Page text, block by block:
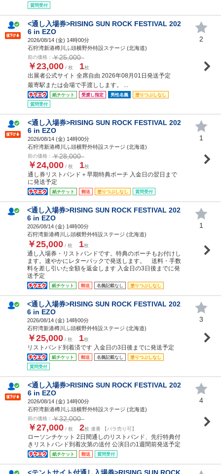
質問受付
<通し入場券>RISING SUN ROCK FESTIVAL 202
6 in EZO
2026/08/14 (金) 14時00分
石狩湾新港樽川ふ頭横野外特設ステージ (北海道)
前の価格： ￥25,000
￥23,000 / 枚 1枚
出展者公式サイト 全席自由 2026年08月01日発送予定
最寄駅または会場で手渡しします。 ...
紙チケット 受渡し指定 男性名義
塗りつぶしなし
質問受付
2
<通し入場券>RISING SUN ROCK FESTIVAL 202
6 in EZO
2026/08/14 (金) 14時00分
石狩湾新港樽川ふ頭横野外特設ステージ (北海道)
前の価格： ￥28,000
￥24,000 / 枚 1枚
通し券リストバンド＋早期特典ポーチ 入金日の翌日まで
に発送予定
紙チケット 郵送 塗りつぶしなし 質問受付
1
<通し入場券>RISING SUN ROCK FESTIVAL 202
6 in EZO
2026/08/14 (金) 14時00分
石狩湾新港樽川ふ頭横野外特設ステージ (北海道)
￥25,000 / 枚 1枚
通し入場券・リストバンドです。特典のポーチもお付けし
ます。速やかにレターパックで発送します。 送料・手数
料を差し引いた全額を返金します 入金日の3日後までに発
送予定
紙チケット 郵送 名義記載なし 塗りつぶしなし
1
<通し入場券>RISING SUN ROCK FESTIVAL 202
6 in EZO
2026/08/14 (金) 14時00分
石狩湾新港樽川ふ頭横野外特設ステージ (北海道)
￥25,000 / 枚 1枚
リストバンド到着済です 入金日の3日後までに発送予定
紙チケット 郵送 名義記載なし
塗りつぶしなし
質問受付
3
<通し入場券>RISING SUN ROCK FESTIVAL 202
6 in EZO
2026/08/14 (金) 14時00分
石狩湾新港樽川ふ頭横野外特設ステージ (北海道)
前の価格： ￥32,000
￥27,000 / 枚 2枚 連番 【バラ売り可】
ローソンチケット 2日間通しのリストバンド、先行特典付
きリストバンド到着次第の送付 公演日の1週間前発送予定
紙チケット 郵送 質問受付
4